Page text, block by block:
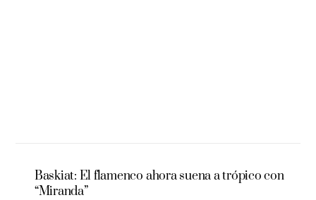
Baskiat: El flamenco ahora suena a trópico con
“Miranda”